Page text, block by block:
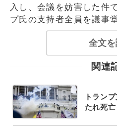
入し、会議を妨害した件
プ氏の支持者全員を議事
全文
関連
トラン
たれ死亡